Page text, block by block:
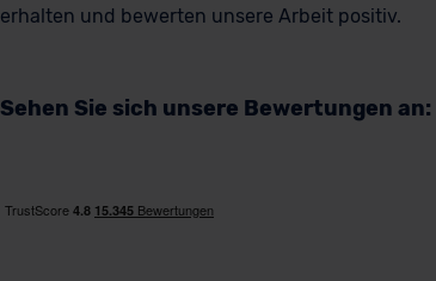
erhalten und bewerten unsere Arbeit positiv.
Sehen Sie sich unsere Bewertungen an: